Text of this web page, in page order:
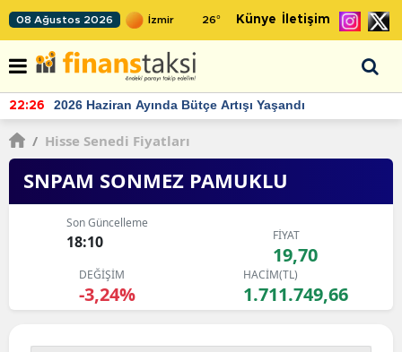
08 Ağustos 2026 26° Künye İletişim
22:24 TCMB'nin rezervlerinde artan momentum devam ediyor
/ Hisse Senedi Fiyatları
SNPAM SONMEZ PAMUKLU
Son Güncelleme
18:10 FİYAT
19,70
DEĞİŞİM
-3,24%
HACİM(TL)
1.711.749,66